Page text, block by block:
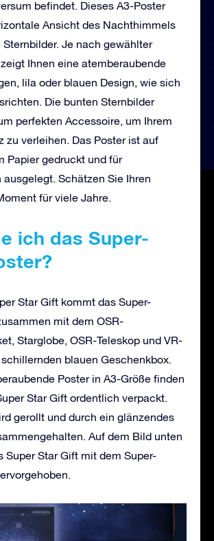
befindet. Dieses A3-Poster
Ansicht des Nachthimmels
Sternbilder. Je nach gewählter
Ihnen eine atemberaubende
lila oder blauen Design, wie sich
Die bunten Sternbilder
perfekten Accessoire, um Ihrem
zu verleihen. Das Poster ist auf
Papier gedruckt und für
ausgelegt. Schätzen Sie Ihren
für viele Jahre.
ich das Super-
Star Gift kommt das Super-
mit dem OSR-
Starglobe, OSR-Teleskop und VR-
blauen Geschenkbox.
Poster in A3-Größe finden
Star Gift ordentlich verpackt.
gerollt und durch ein glänzendes
Auf dem Bild unten
Super Star Gift mit dem Super-